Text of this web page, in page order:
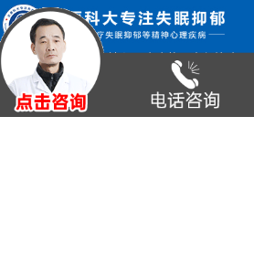
只专注失眠抑郁、精神心理疾病的研究与治疗
节假日无休息8：00~17:30